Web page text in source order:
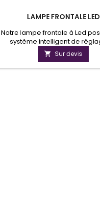
LAMPE FRONTALE LED
Notre lampe frontale à Led
système intelligent de
faisceau lumineux en
distance d'approche. Conçu
professionnels pour les
 Sur devis